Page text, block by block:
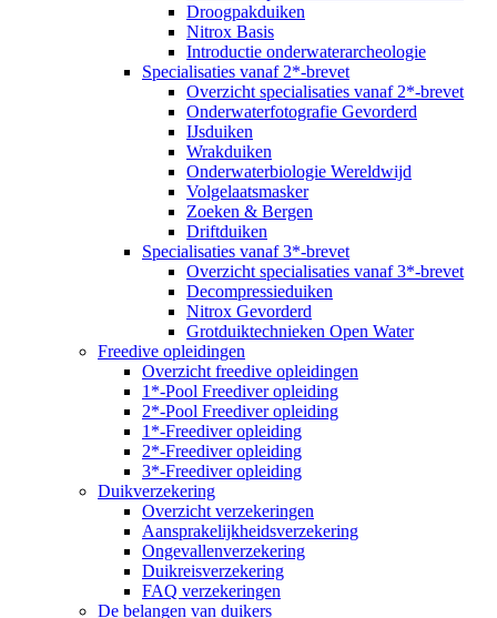
Droogpakduiken
Nitrox Basis
Introductie onderwaterarcheologie
Specialisaties vanaf 2*-brevet
Overzicht specialisaties vanaf 2*-brevet
Onderwaterfotografie Gevorderd
IJsduiken
Wrakduiken
Onderwaterbiologie Wereldwijd
Volgelaatsmasker
Zoeken & Bergen
Driftduiken
Specialisaties vanaf 3*-brevet
Overzicht specialisaties vanaf 3*-brevet
Decompressieduiken
Nitrox Gevorderd
Grotduiktechnieken Open Water
Freedive opleidingen
Overzicht freedive opleidingen
1*-Pool Freediver opleiding
2*-Pool Freediver opleiding
1*-Freediver opleiding
2*-Freediver opleiding
3*-Freediver opleiding
Duikverzekering
Overzicht verzekeringen
Aansprakelijkheidsverzekering
Ongevallenverzekering
Duikreisverzekering
FAQ verzekeringen
De belangen van duikers